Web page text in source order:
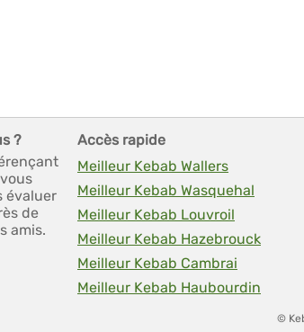
?
évaluer
de
amis.
Accès rapide
Meilleur Kebab Wallers
Meilleur Kebab Wasquehal
Meilleur Kebab Louvroil
Meilleur Kebab Hazebrouck
Meilleur Kebab Cambrai
Meilleur Kebab Haubourdin
©